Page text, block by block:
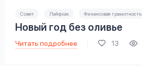
Совет Лайфхак Финансовая грамотность
Новый год без оливье
Читать подробнее 13